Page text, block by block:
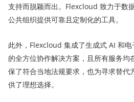
支持而脱颖而出。Flexcloud 致力于数
公共组织提供可靠且定制化的工具。
此外，Flexcloud 集成了生成式 AI 和
的全方位协作解决方案，且所有服务均
保了符合当地法规要求，也为寻求替代
供了理想选择。